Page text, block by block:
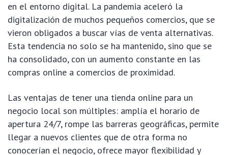
en el entorno digital. La pandemia aceleró la
digitalización de muchos pequeños comercios, que se
vieron obligados a buscar vías de venta alternativas.
Esta tendencia no solo se ha mantenido, sino que se
ha consolidado, con un aumento constante en las
compras online a comercios de proximidad.
Las ventajas de tener una tienda online para un
negocio local son múltiples: amplía el horario de
apertura 24/7, rompe las barreras geográficas, permite
llegar a nuevos clientes que de otra forma no
conocerían el negocio, ofrece mayor flexibilidad y